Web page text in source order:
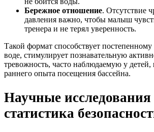
Бережное отношение. Отсутствие
давления важно, чтобы малыш
тренера и не терял уверенность.
Такой формат способствует
воде, стимулирует познавательную
тревожность, часто наблюдаемую у
раннего опыта посещения бассейна.
Научные исследования
статистика